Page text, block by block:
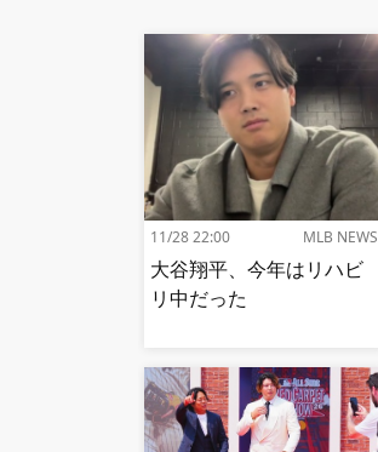
11/28 22:00 MLB NEWS
大谷翔平、今年はリハビ
リ中だった